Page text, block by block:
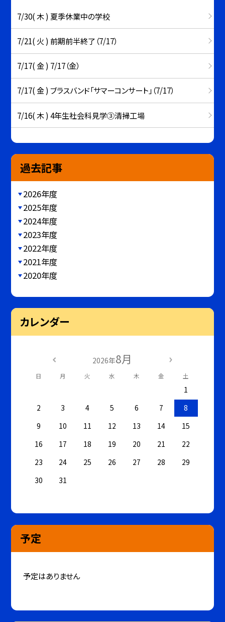
7/30( 木 ) 夏季休業中の学校
7/21( 火 ) 前期前半終了（7/17）
7/17( 金 ) 7/17（金）
7/17( 金 ) ブラスバンド「サマーコンサート」（7/17）
7/16( 木 ) 4年生社会科見学③清掃工場
過去記事
2026年度
2025年度
2024年度
2023年度
2022年度
2021年度
2020年度
カレンダー
2026年8月
日 月 火 水 木 金 土
1
2
3 4 5 6 7
8
9
10 11 12 13 14
15
16
17 18 19 20 21
22
23
24 25 26 27 28
29
30
31
予定
予定はありません